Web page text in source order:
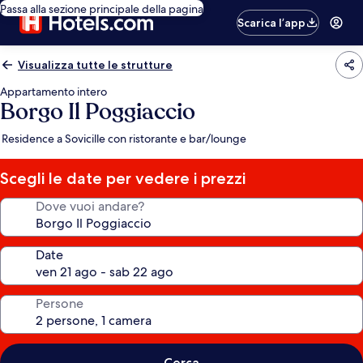
Passa alla sezione principale della pagina
Scarica l’app
Visualizza tutte le strutture
Appartamento intero
Borgo Il Poggiaccio
Residence a Sovicille con ristorante e bar/lounge
Scegli le date per vedere i prezzi
Dove vuoi andare?
Date
Persone